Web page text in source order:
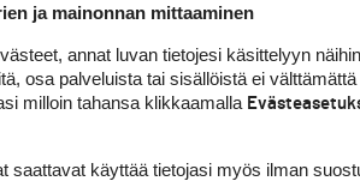
ja mainonnan mittaaminen
annat luvan tietojesi käsittelyyn
osa palveluista tai sisällöistä ei
milloin tahansa klikkaamalla
saattavat käyttää tietojasi myös ilman